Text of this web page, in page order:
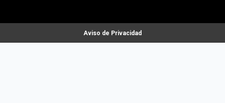
Aviso de Privacidad